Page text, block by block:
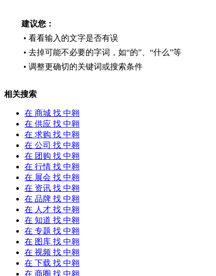
建议您：
• 看看输入的文字是否有误
• 去掉可能不必要的字词，如“的”、“什么”等
• 调整更确切的关键词或搜索条件
相关搜索
在 商城 找 中翱
在 供应 找 中翱
在 求购 找 中翱
在 公司 找 中翱
在 团购 找 中翱
在 行情 找 中翱
在 展会 找 中翱
在 资讯 找 中翱
在 品牌 找 中翱
在 人才 找 中翱
在 知道 找 中翱
在 专题 找 中翱
在 图库 找 中翱
在 视频 找 中翱
在 下载 找 中翱
在 商圈 找 中翱